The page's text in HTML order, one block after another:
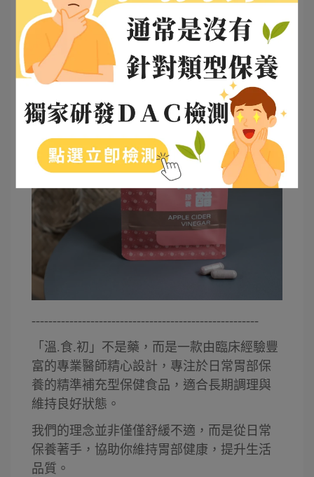
------------------------------------------------------
「溫.食.初」不是藥，而是一款由臨床經驗豐
富的專業醫師精心設計，專注於日常胃部保
養的精準補充型保健食品，適合長期調理與
維持良好狀態。
我們的理念並非僅僅舒緩不適，而是從日常
保養著手，協助你維持胃部健康，提升生活
品質。